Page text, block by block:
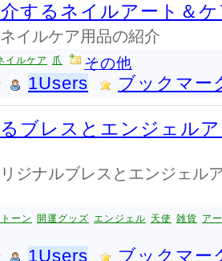
するネイルアート＆
イルケア用品の紹介
イルケア 爪 その他
1Users ブックマー
ブレスとエンジェル
ジナルブレスとエンジェ
ーン 開運グッズ エンジェル 天使 雑貨 ア
1Users ブックマー